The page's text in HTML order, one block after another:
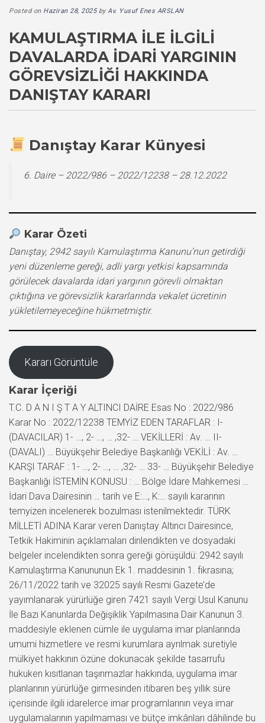
Posted on Haziran 28, 2025byAv. Yusuf Enes ARSLAN
KAMULAŞTIRMA İLE İLGILI
DAVALARDA İDARI YARGININ
GÖREVSIZLIĞI HAKKINDA
DANIŞTAY KARARI
Danıştay Karar Künyesi
6. Daire – 2022/986 – 2022/12238 – 28.12.2022
Karar Özeti
Danıştay, 2942 sayılı Kamulaştırma Kanunu’nun getirdiği
yeni düzenleme gereği, adli yargı yetkisi kapsamında
görülecek davalarda idari yargının görevli olmaktan
çıktığına ve görevsizlik kararlarında vekalet ücretinin
yükletilemeyeceğine hükmetmiştir.
Kararı Görüntüle
Karar İçeriği
T.C. D A N I Ş T A Y ALTINCI DAİRE Esas No : 2022/986
Karar No : 2022/12238 TEMYİZ EDEN TARAFLAR : I-
(DAVACILAR) 1- …, 2- …, … ,32- … VEKİLLERİ : Av. … II-
(DAVALI) … Büyükşehir Belediye Başkanlığı VEKİLİ : Av. …
KARŞI TARAF : 1- …, 2- …, … ,32- … 33- … Büyükşehir Belediye
Başkanlığı İSTEMİN KONUSU : … Bölge İdare Mahkemesi …
İdari Dava Dairesinin … tarih ve E:…, K:… sayılı kararının
temyizen incelenerek bozulması istenilmektedir. TÜRK
MİLLETİ ADINA Karar veren Danıştay Altıncı Dairesince,
Tetkik Hakiminin açıklamaları dinlendikten ve dosyadaki
belgeler incelendikten sonra gereği görüşüldü: 2942 sayılı
Kamulaştırma Kanununun Ek 1. maddesinin 1. fıkrasına;
26/11/2022 tarih ve 32025 sayılı Resmi Gazete’de
yayımlanarak yürürlüğe giren 7421 sayılı Vergi Usul Kanunu
İle Bazı Kanunlarda Değişiklik Yapılmasına Dair Kanunun 3.
maddesiyle eklenen cümle ile uygulama imar planlarında
umumi hizmetlere ve resmi kurumlara ayrılmak suretiyle
mülkiyet hakkının özüne dokunacak şekilde tasarrufu
hukuken kısıtlanan taşınmazlar hakkında, uygulama imar
planlarının yürürlüğe girmesinden itibaren beş yıllık süre
içerisinde ilgili idarelerce imar programlarının veya imar
uygulamalarının yapılmaması ve bütçe imkânları dâhilinde bu